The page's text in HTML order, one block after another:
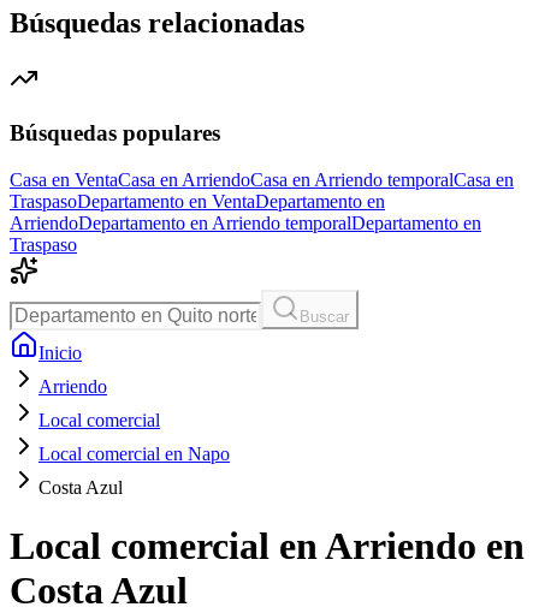
Búsquedas relacionadas
Búsquedas populares
Casa en VentaCasa en ArriendoCasa en Arriendo temporalCasa en
TraspasoDepartamento en VentaDepartamento en
ArriendoDepartamento en Arriendo temporalDepartamento en
Traspaso
Buscar
Inicio
Arriendo
Local comercial
Local comercial en Napo
Costa Azul
Local comercial en Arriendo en
Costa Azul